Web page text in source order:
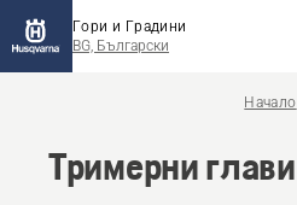
Гори и Градини
BG, Български
Начало
Тримерни глави